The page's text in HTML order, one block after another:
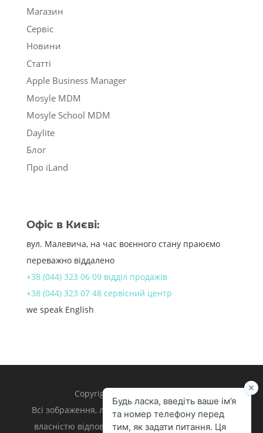
Магазин
Сервіс
Новини
Статті
Apple Business Manager
Mosyle MDM
Mosyle School MDM
Daylite
Блог
Про iLand
Офіс в Києві:
вул. Малевича, на час воєнного стану праюємо
переважно віддалено
+38 (044) 323 06 09 відділ продажів
+38 (044) 323 07 48 сервісний центр
we speak English
Copyright 1998 – 2024 iLand.
Всі зображення, логотипи та торгівельні марки є
власністю відповідних власників. Apple, iPhone,